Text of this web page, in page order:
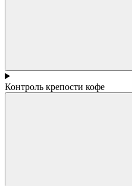
Контроль крепости кофе